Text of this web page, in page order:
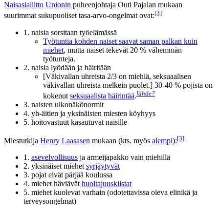
Naisasialiitto Unionin puheenjohtaja Outi Pajalan mukaan
suurimmat sukupuoliset tasa-arvo-ongelmat ovat:[3]
1. naisia sorsitaan työelämässä
Työtuntia kohden naiset saavat saman palkan kuin
miehet, mutta naiset tekevät 20 % vähemmän
työtunteja.
2. naisia lyödään ja häiritään
[Väkivallan uhreista 2/3 on miehiä, seksuaalisen
väkivallan uhreista melkein puolet.] 30-40 % pojista on
kokenut seksuaalista häirintää.lähde?
3. naisten ulkonäkönormit
4. yh-äitien ja yksinäisten miesten köyhyys
5. hoitovastuut kasautuvat naisille
Miestutkija Henry Laasasen mukaan (kts. myös alempi):[3]
1. asevelvollisuus ja armeijapakko vain miehillä
2. yksinäiset miehet syrjäytyvät
3. pojat eivät pärjää koulussa
4. miehet häviävät huoltajuuskiistat
5. miehet kuolevat varhain (odotettavissa oleva elinikä ja
terveysongelmat)